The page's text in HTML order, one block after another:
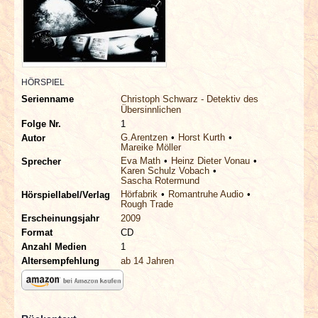
INTERVIEWS
SPECIALS
REDAKTION
LINKS
ARCHIV
HÖRSPIEL
Serienname
Christoph Schwarz - Detektiv des
Übersinnlichen
Folge Nr.
1
Autor
G.Arentzen
Horst Kurth
Mareike Möller
Sprecher
Eva Math
Heinz Dieter Vonau
Karen Schulz Vobach
Sascha Rotermund
Hörspiellabel/Verlag
Hörfabrik
Romantruhe Audio
Rough Trade
Erscheinungsjahr
2009
Format
CD
Anzahl Medien
1
Altersempfehlung
ab 14 Jahren